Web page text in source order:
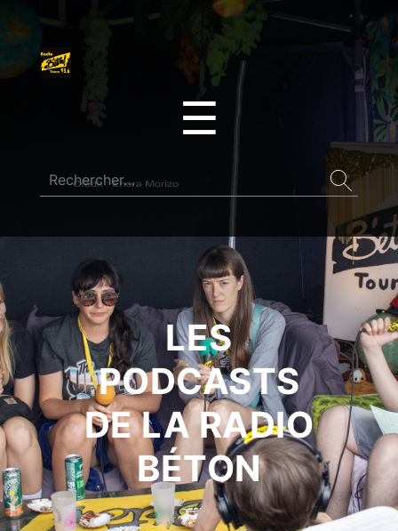
☰
LES
PODCASTS
DE LA RADIO
BÉTON